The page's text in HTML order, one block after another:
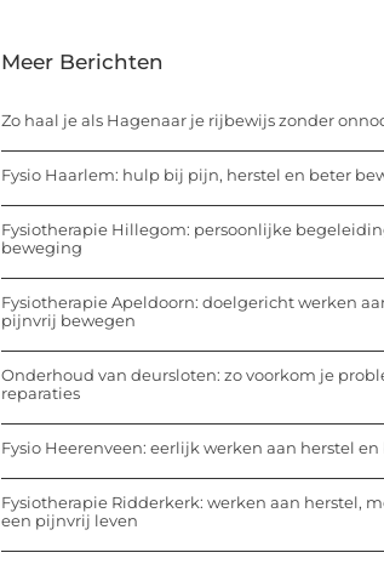
Meer Berichten
Zo haal je als Hagenaar je rijbewijs zonder
Fysio Haarlem: hulp bij pijn, herstel en beter
Fysiotherapie Hillegom: persoonlijke
beweging
Fysiotherapie Apeldoorn: doelgericht werken
pijnvrij bewegen
Onderhoud van deursloten: zo voorkom je
reparaties
Fysio Heerenveen: eerlijk werken aan herstel
Fysiotherapie Ridderkerk: werken aan herstel,
een pijnvrij leven